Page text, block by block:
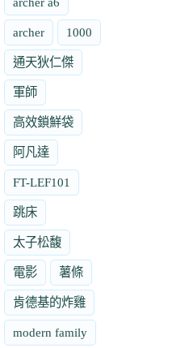
archer 1000
通天狄仁傑
軍師
高效鎖鮮袋
阿凡達
FT-LEF101
跳床
太子松馥
電影 薯條
肯德基的炸雞
modern family